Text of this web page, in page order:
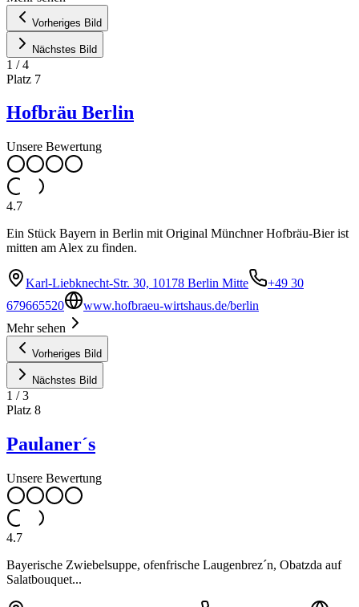
Vorheriges Bild
Nächstes Bild
1 /4
Platz 7
Hofbräu Berlin
Unsere Bewertung
4.7
Ein Stück Bayern in Berlin mit Original Münchner Hofbräu-Bier ist
mitten am Alex zu finden.
Karl-Liebknecht-Str. 30, 10178 Berlin Mitte
+49 30
679665520
www.hofbraeu-wirtshaus.de/berlin
Mehr sehen
Vorheriges Bild
Nächstes Bild
1 /3
Platz 8
Paulaner´s
Unsere Bewertung
4.7
Bayerische Zwiebelsuppe, ofenfrische Laugenbrez´n, Obatzda auf
Salatbouquet...